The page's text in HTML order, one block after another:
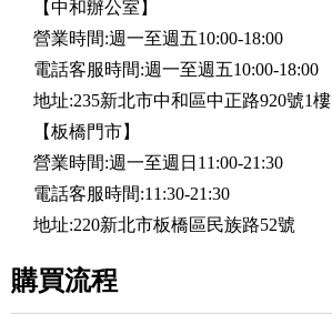
【中和辦公室】
營業時間:週一至週五10:00-18:00
電話客服時間:週一至週五10:00-18:00
地址:235新北市中和區中正路920號1樓
【板橋門市】
營業時間:週一至週日11:00-21:30
電話客服時間:11:30-21:30
地址:220新北市板橋區民族路52號
購買流程